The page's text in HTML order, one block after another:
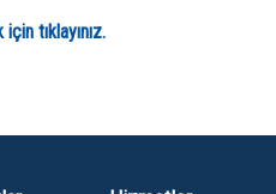
tıklayınız.